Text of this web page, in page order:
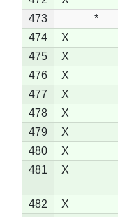
473
*
474
X
475
X
476
X
477
X
478
X
479
X
480
X
481
X
482 X